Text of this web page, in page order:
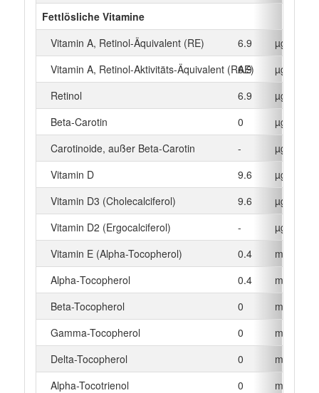
Fettlösliche Vitamine
Vitamin A, Retinol-Äquivalent (RE)
6.9
µg
Vitamin A, Retinol-Aktivitäts-Äquivalent (RAE)
6.9
µg
Retinol
6.9
µg
Beta‑Carotin
0
µg
Carotinoide, außer Beta-Carotin
-
µg
Vitamin D
9.6
µg
Vitamin D3 (Cholecalciferol)
9.6
µg
Vitamin D2 (Ergocalciferol)
-
µg
Vitamin E (Alpha-Tocopherol)
0.4
mg
Alpha‑Tocopherol
0.4
mg
Beta-Tocopherol
0
mg
Gamma-Tocopherol
0
mg
Delta-Tocopherol
0
mg
Alpha-Tocotrienol
0
mg